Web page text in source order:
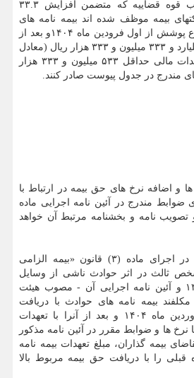
برای سال ۱۴۰۴ از جانب قوه قضاییه که متضمن افزایش ۳۳.۳
بیمه موظف شده اند بیمه نامه های
شخص ثالث با تاریخ شروع پوشش از اول فرودین ماه ۱۴۰۴و بعد از
آنرا با تعهدات بدنی ۲۱ میلیارد و ۳۳۳ میلیون و ۳۳۳ هزار ریال (معادل
دیه ماه های حرام) و تعهدات مالی حداقل ۵۳۳ میلیون و ۳۳۳ هزار
مندرج در جدول پیوست صادر کنند.
و اضافه نرخ های حق بیمه در ارتباط با
مندرج در آئین نامه اجرایی ماده
و تصویب نامه و بخشنامه مرتبط آن خواهد
طبق اعلام بیمه مرکزی در اجرای ماده (۳) قانون «بیمه الزامی
ثالث در اثر حوادث ناشی از وسایل
نقلیه - مصوب سال ۱۳۹۵ و آئین نامه اجرایی آن - مصوب هیئت
بیمه نامه های حوادث با دریافت
پوشش از تاریخ اول فروردین ماه ۱۴۰۴ و بعد از آنرا با تعهدات
و با نرخ ها و ضوابط مقرر در آئین نامه مذکور
بیمه گذاران، مبلغ تعهدات بیمه نامه
قبلی را با دریافت حق بیمه مربوط بالا